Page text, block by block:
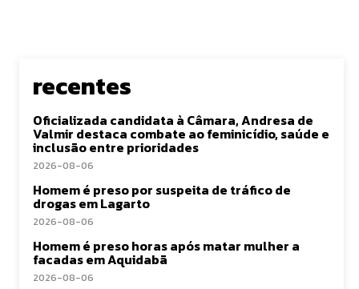
recentes
Oficializada candidata à Câmara, Andresa de
Valmir destaca combate ao feminicídio, saúde e
inclusão entre prioridades
2026-08-06
Homem é preso por suspeita de tráfico de
drogas em Lagarto
2026-08-06
Homem é preso horas após matar mulher a
facadas em Aquidabã
2026-08-06